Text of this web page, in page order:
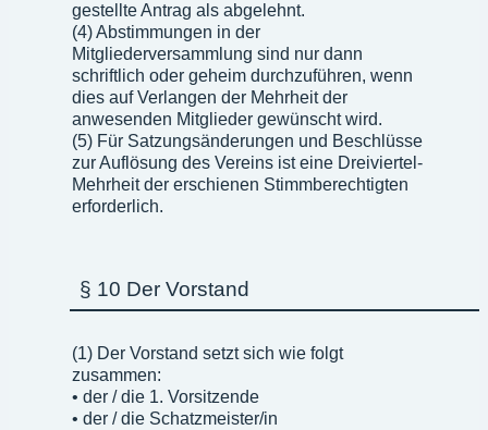
gestellte Antrag als abgelehnt.
(4) Abstimmungen in der
Mitgliederversammlung sind nur dann
schriftlich oder geheim durchzuführen, wenn
dies auf Verlangen der Mehrheit der
anwesenden Mitglieder gewünscht wird.
(5) Für Satzungsänderungen und Beschlüsse
zur Auflösung des Vereins ist eine Dreiviertel-
Mehrheit der erschienen Stimmberechtigten
erforderlich.
§ 10 Der Vorstand
(1) Der Vorstand setzt sich wie folgt
zusammen:
• der / die 1. Vorsitzende
• der / die Schatzmeister/in